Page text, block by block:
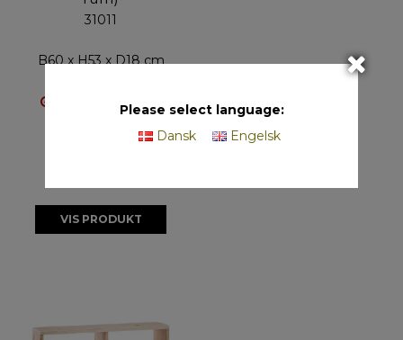
31011
B60 x H53 x D18 cm
Produceres efter
VIS PRODUKT
Please select language:
Dansk
Engelsk